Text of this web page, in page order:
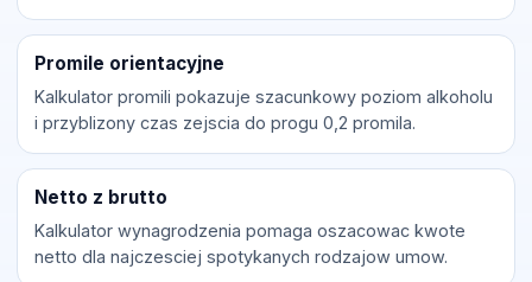
Promile orientacyjne
Kalkulator promili pokazuje szacunkowy poziom alkoholu
i przyblizony czas zejscia do progu 0,2 promila.
Netto z brutto
Kalkulator wynagrodzenia pomaga oszacowac kwote
netto dla najczesciej spotykanych rodzajow umow.